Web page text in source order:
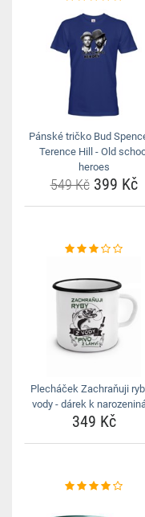
Pánské tričko Bud
Terence Hill - Old
heroes
549 Kč399 Kč
Plecháček Zachraňuji
vody - dárek k
349 Kč